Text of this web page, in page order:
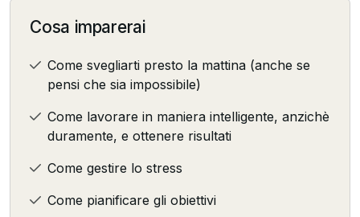
Cosa imparerai
Come svegliarti presto la mattina (anche se
pensi che sia impossibile)
Come lavorare in maniera intelligente, anzichè
duramente, e ottenere risultati
Come gestire lo stress
Come pianificare gli obiettivi